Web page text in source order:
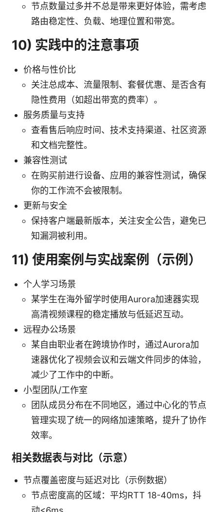
节点数量过多并不总是带来更好体验，需考虑
路由稳定性、负载、地理位置和带宽。
10) 实践中的注意事项
价格与性价比
关注总成本、流量限制、套餐优惠、是否含有
隐性费用（如超出带宽的费率）。
服务质量与支持
查看售后响应时间、技术支持渠道、社区资源
和文档完整性。
兼容性测试
在购买前进行设备、应用的兼容性测试，确保
你的工作流不会被限制。
更新与安全
保持客户端最新版本，关注安全公告，避免已
知漏洞被利用。
11) 使用案例与实战案例（示例）
个人学习场景
某学生在海外留学时使用Aurora加速器实现
高清视频课程的稳定播放与低延迟互动。
远程办公场景
某自由职业者在跨境协作时，通过Aurora加
速器优化了视频会议和云端文件同步的体验，
减少了工作中的中断。
小型团队/工作室
团队成员分布在不同地区，通过中心化的节点
管理实现了统一的网络加速策略，提升了协作
效率。
相关数据表与对比（示意）
节点覆盖密度与延迟对比（示例数据）
节点密度高的区域：平均RTT 18-40ms，抖